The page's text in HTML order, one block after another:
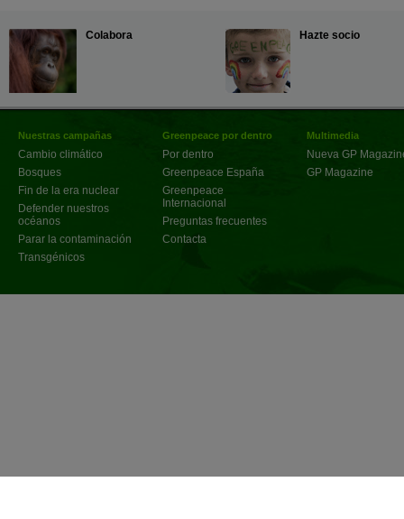
Colabora Hazte socio
Nuestras campañas
Cambio climático
Bosques
Fin de la era nuclear
Defender nuestros
océanos
Parar la contaminación
Transgénicos
Greenpeace por dentro
Por dentro
Greenpeace España
Greenpeace
Internacional
Preguntas frecuentes
Contacta
Multimedia
Nueva GP
GP Magazine